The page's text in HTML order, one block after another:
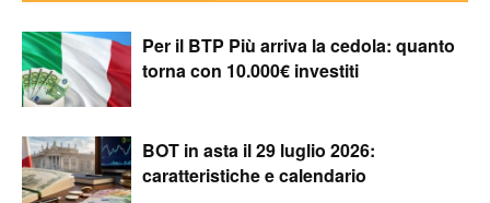
Per il BTP Più arriva la cedola: quanto
torna con 10.000€ investiti
BOT in asta il 29 luglio 2026:
caratteristiche e calendario